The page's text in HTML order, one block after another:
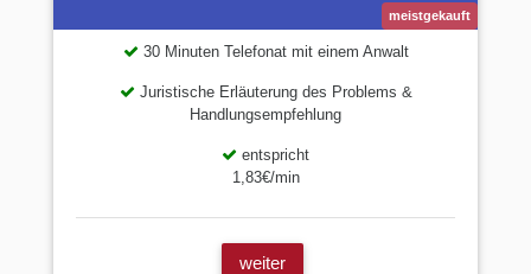
meistgekauft
30 Minuten Telefonat mit einem Anwalt
Juristische Erläuterung des Problems &
Handlungsempfehlung
entspricht
1,83€/min
weiter